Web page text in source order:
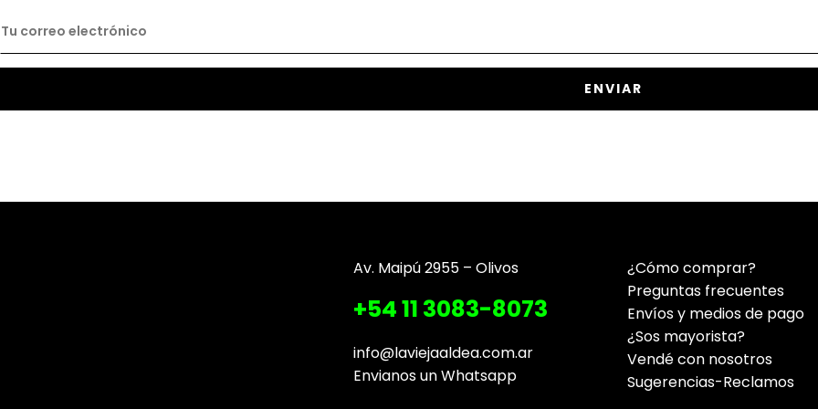
Av. Maipú 2955 – Olivos
+54 11 3083-8073
info@laviejaaldea.com.ar
Envianos un Whatsapp
¿Cómo comprar?
Preguntas frecuentes
Envíos y medios de pago
¿Sos mayorista?
Vendé con nosotros
Sugerencias-Reclamos